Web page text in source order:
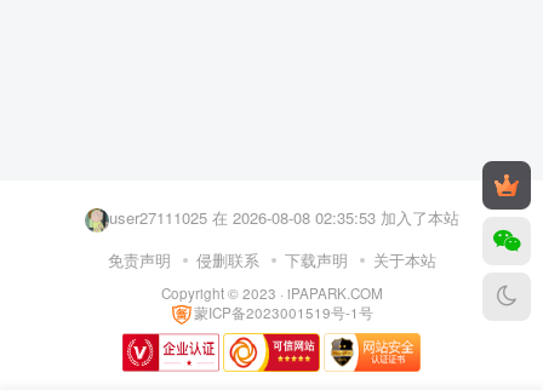
user27111025 在 2026-08-08 02:35:53 加入了本站
imuuu 在 2026-08-08 02:00:59 加入了本站
user29332025 在 2026-08-08 01:10:10 加入了本站
Aurora798 在 2026-08-08 00:57:27 加入了本站
user81428078 在 2026-08-08 00:14:20 加入了本站
免责声明 侵删联系 下载声明 关于本站
Copyright © 2023 · iPAPARK.COM
蒙ICP备2023001519号-1号